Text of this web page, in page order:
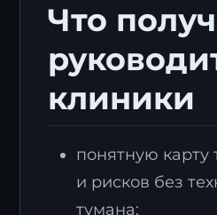
Что
клиники
понятную карту
и рисков без
тумана;